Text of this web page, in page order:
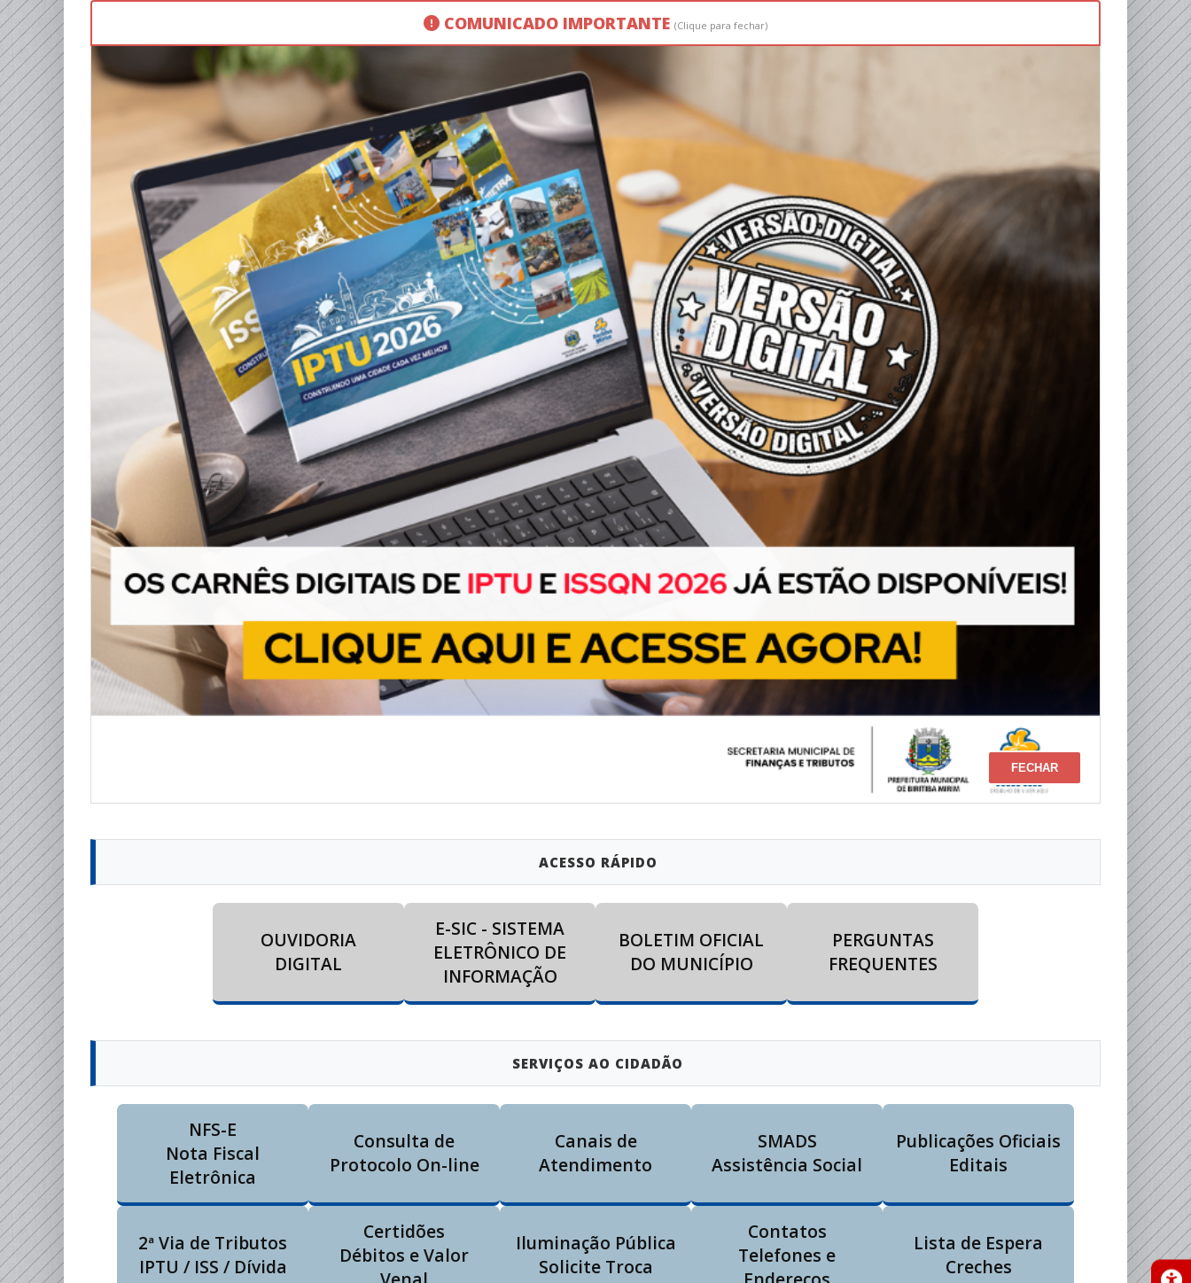
COMUNICADO IMPORTANTE (Clique para fechar)
FECHAR
ACESSO RÁPIDO
OUVIDORIA
DIGITAL
E-SIC - SISTEMA
ELETRÔNICO DE
INFORMAÇÃO
BOLETIM OFICIAL
DO MUNICÍPIO
PERGUNTAS
FREQUENTES
SERVIÇOS AO CIDADÃO
NFS-E
Nota Fiscal
Eletrônica
Consulta de
Protocolo On-line
Canais de
Atendimento
SMADS
Assistência Social
Publicações Oficiais
Editais
2ª Via de Tributos
IPTU / ISS / Dívida
Certidões
Débitos e Valor
Iluminação Pública
Solicite Troca
Contatos
Telefones e
Lista de Espera
Creches